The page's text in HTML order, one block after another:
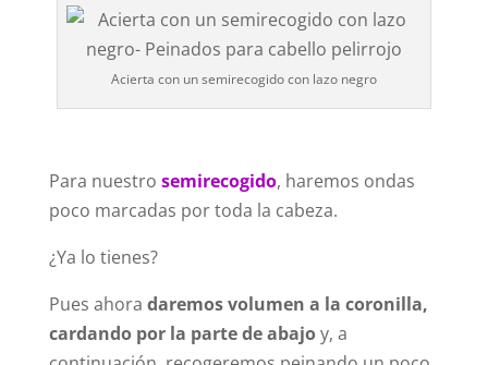
Acierta con un semirecogido con lazo negro
Para nuestro semirecogido, haremos ondas
poco marcadas por toda la cabeza.
¿Ya lo tienes?
Pues ahora daremos volumen a la coronilla,
cardando por la parte de abajoy, a